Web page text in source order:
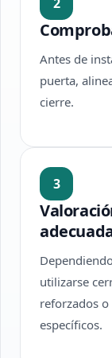
Antes de
puerta,
cierre.
3
utilizarse
reforzados
específicos.